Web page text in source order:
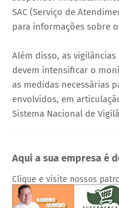
SAC (Serviço de
para informações sobre
Além disso, as
devem intensificar o
as medidas necessárias
envolvidos, em
Sistema Nacional de
Aqui a sua empresa é
Clique e visite nossos